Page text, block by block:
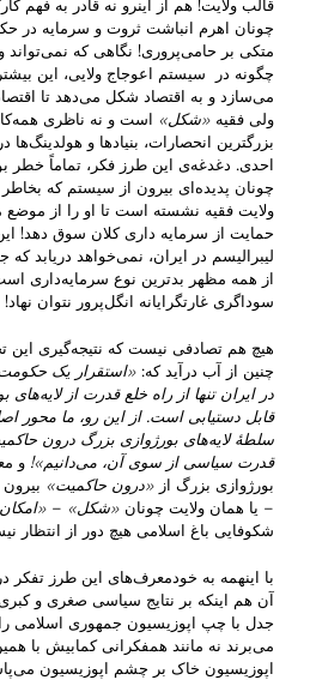
قالب ولایت! هم از اینرو نه قادر به فهم
چونان اهرم انباشت ثروت و سرمایه در
متکی بر حامی‌پروری! نگاهی که نمی‌تواند
چگونه در سیستم اعوجاج ولایی، این
می‌سازد و به اقتصاد شکل می‌دهد تا
ولی فقیه «شکل» است و نه ناظری
بزرگترین انحصارات، بنیادها و
احدی. دغدغه‌ی این طرز فکر، تماماً خطر
چونان پدیده‌ای بیرون از سیستم که بخاطر
ولایت فقیه نشسته است تا او را از موضع
حمایت از سرمایه داری کلان سوق دهد! این
لیبرالیسم در ایران، نمی‌خواهد دریابد
از همه مظهر بدترین نوع سرمایه‌داری
سوداگری غارتگرایانه انگل‌پرور نتوان نهاد!
هیچ هم تصادفی نیست که نتیجه‌گیری این
چنین از آب درآید که: «استقرار یک حکومت
در ایران تنها از راه خلع قدرت از
قابل دستیابی است. از این رو، ما محور
سلطهٔ لایه‌های بورژوازی بزرگ درون
قدرت سیاسی از سوی آن، می‌دانیم»! و
بورژوازی بزرگ از «درون حاکمیت»
– یا همان ولایت چونان «شکل» –
شکوفایی باغ اسلامی هیچ دور از انتظار
با اینهمه به خودمعرف‌های این طرز تفکر
آن هم اینکه بر نتایج سیاسی صغری و
جدل با چپ اپوزیسیون جمهوری
می‌برند نه مانند همفکرانی کمابیش با
اپوزیسیون خاک بر چشم اپوزیسیون